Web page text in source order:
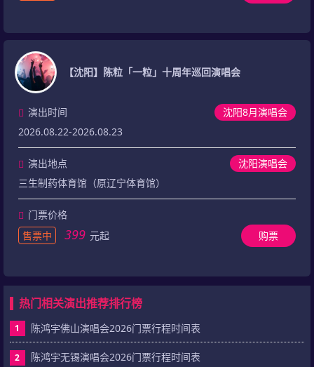
【沈阳】陈粒「一粒」十周年巡回演唱会
沈阳8月演唱会
演出时间
2026.08.22-2026.08.23
演出地点
沈阳演唱会
三生制药体育馆（原辽宁体育馆）
门票价格
售票中
399 元起 购票
热门相关演出推荐排行榜
1 陈鸿宇佛山演唱会2026门票行程时间表
2 陈鸿宇无锡演唱会2026门票行程时间表